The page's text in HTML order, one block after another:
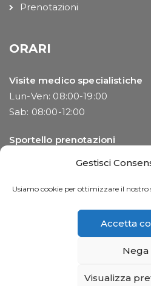
Gestisci
Usiamo cookie per ottimizzare il nostro
Accetta
Nega
Visualizza
Prenotazioni
ORARI
Visite medico specialistiche
Lun-Ven: 08:00-19:00
Sab: 08:00-12:00
Sportello prenotazioni
©2023 Synlab Medical S.r.l. All